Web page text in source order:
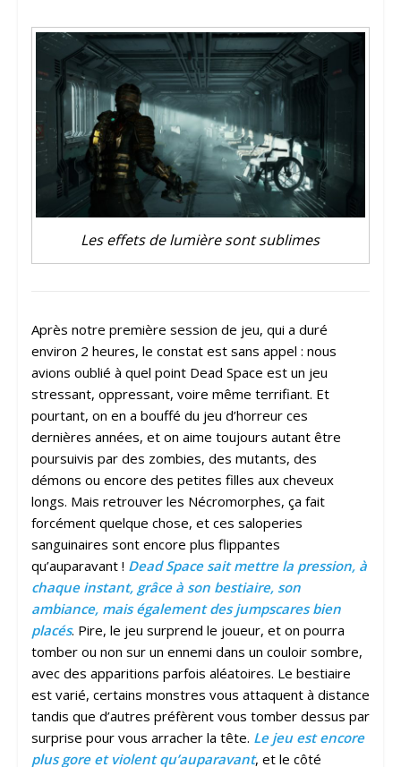
Les effets de lumière sont sublimes
Après notre première session de jeu, qui a duré
environ 2 heures, le constat est sans appel : nous
avions oublié à quel point Dead Space est un jeu
stressant, oppressant, voire même terrifiant. Et
pourtant, on en a bouffé du jeu d’horreur ces
dernières années, et on aime toujours autant être
poursuivis par des zombies, des mutants, des
démons ou encore des petites filles aux cheveux
longs. Mais retrouver les Nécromorphes, ça fait
forcément quelque chose, et ces saloperies
sanguinaires sont encore plus flippantes
qu’auparavant ! Dead Space sait mettre la pression, à
chaque instant, grâce à son bestiaire, son
ambiance, mais également des jumpscares bien
placés. Pire, le jeu surprend le joueur, et on pourra
tomber ou non sur un ennemi dans un couloir sombre,
avec des apparitions parfois aléatoires. Le bestiaire
est varié, certains monstres vous attaquent à distance
tandis que d’autres préfèrent vous tomber dessus par
surprise pour vous arracher la tête. Le jeu est encore
plus gore et violent qu’auparavant, et le côté